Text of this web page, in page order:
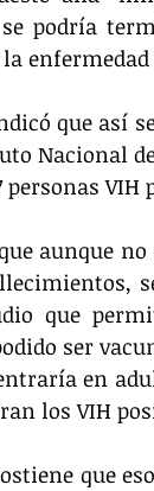
podría
que así
Nacional de
personas VIH
aunque
que
ser
en
los VIH
que